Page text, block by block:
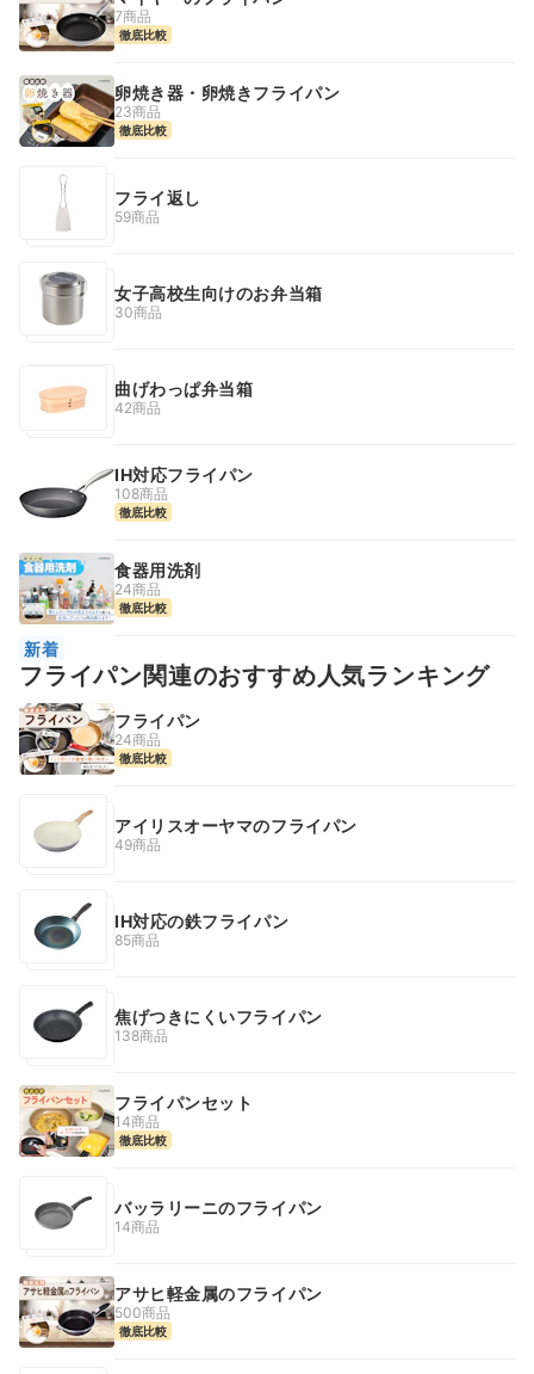
7商品
徹底比較
卵焼き器・卵焼きフライパン
23商品
徹底比較
フライ返し
59商品
女子高校生向けのお弁当箱
30商品
曲げわっぱ弁当箱
42商品
IH対応フライパン
108商品
徹底比較
食器用洗剤
24商品
徹底比較
新着
フライパン関連のおすすめ人気ランキング
フライパン
24商品
徹底比較
アイリスオーヤマのフライパン
49商品
IH対応の鉄フライパン
85商品
焦げつきにくいフライパン
138商品
フライパンセット
14商品
徹底比較
バッラリーニのフライパン
14商品
アサヒ軽金属のフライパン
500商品
徹底比較